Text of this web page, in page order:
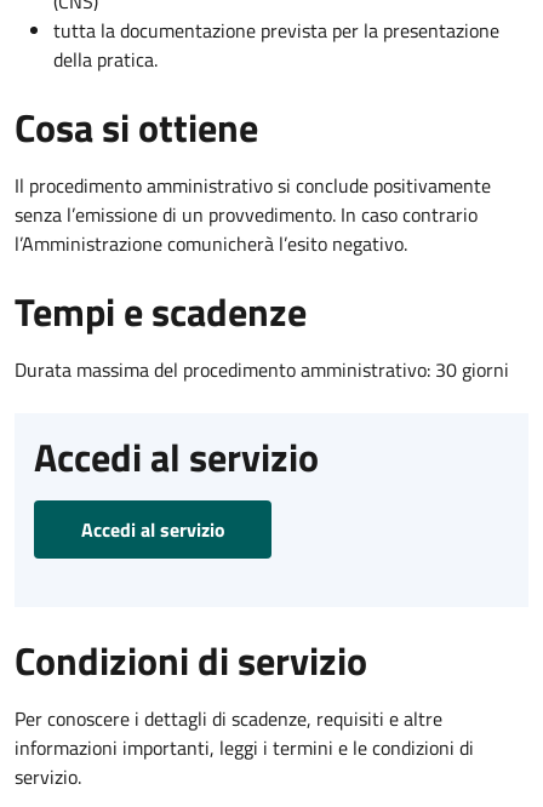
tutta la documentazione prevista per la presentazione
della pratica.
Cosa si ottiene
Il procedimento amministrativo si conclude positivamente
senza l’emissione di un provvedimento. In caso contrario
l’Amministrazione comunicherà l’esito negativo.
Tempi e scadenze
Durata massima del procedimento amministrativo: 30 giorni
Accedi al servizio
Accedi al servizio
Condizioni di servizio
Per conoscere i dettagli di scadenze, requisiti e altre
informazioni importanti, leggi i termini e le condizioni di
servizio.